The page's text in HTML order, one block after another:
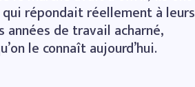
répondait réellement à leurs
de travail acharné,
le connaît aujourd’hui.